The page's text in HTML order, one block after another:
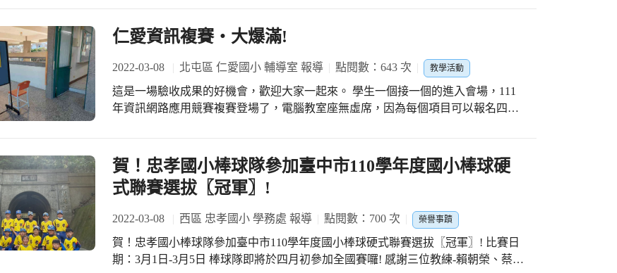
收…，每個環節都讓學生深刻體驗到一分耕耘、一分收穫的道理。 小朋友從一開始
不敢碰土，抓蟲，拔雜草，經過幾次後，練就一番武藝，施有機肥，抓蟲抓蝸牛，
架豆棚，挑菜收成分裝，動手煮原味火鍋，樣樣行，完全符合108課綱精神。兩個學
校系統性課程架構的銜接，讓學習不侷限教室，在邁向嶄新的2022年，每一位孩子
都可以是永續小英雄，成為學校發展環境教育的重要夥伴。 學務楊主任表示：食農
教育強調，食材從產地到餐桌，親近大自然，人與環境和諧，以前老師們還有機會
仁愛資訊複賽‧大爆滿!
2022-03-08 北屯區 仁愛國小 輔導室 報導 點閱數：643 次 教學活動
這是一場驗收成果的好機會，歡迎大家一起來。 學生一個接一個的進入會場，111
年資訊網路應用競賽複賽登場了，電腦教室座無虛席，因為每個項目可以報名四
升學習動機與熱力，看到學生資訊能力能大大進步，歸功於大家的關愛與實際行
動，這些參賽選手除了上課認真學習外，更能利用課後自我練習，是我們學習的好
典範。 教務蔡主任表示:學校資訊課程採系統化設計，每個學年訂定能力指標，在資
訊老師的辛勤指導中，學生的進步都可以被看見，這種自我趨力學習精神，值得肯
定與鼓舞，大家加油!
賀！忠孝國小棒球隊參加臺中市110學年度國小棒球硬
式聯賽選拔〖冠軍〗!
2022-03-08 西區 忠孝國小 學務處 報導 點閱數：700 次 榮譽事蹟
賀！忠孝國小棒球隊參加臺中市110學年度國小棒球硬式聯賽選拔〖冠軍〗! 比賽日
期：3月1日-3月5日 棒球隊即將於四月初參加全國賽囉! 感謝三位教練-賴朝榮、蔡名